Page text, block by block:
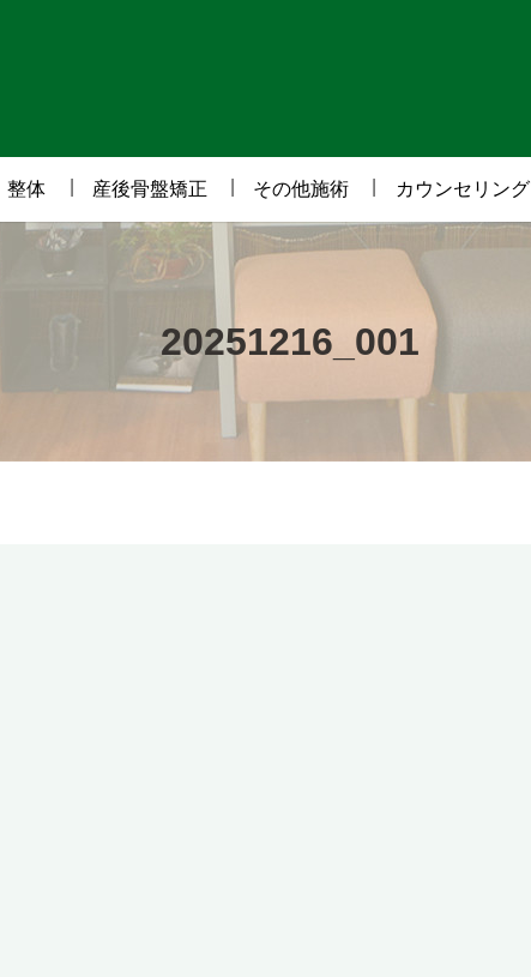
整体 産後骨盤矯正 その他施術 カウンセリング
20251216_001